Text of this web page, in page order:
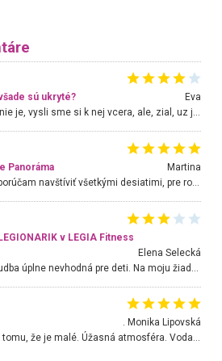
sú ukryté?
Eva
Hojdacka v Krpelanoch uz nie je, vysli sme si k nej vcera, ale, zial, uz je znicena. Ak sem planujete cestu len kvoli hojdacke, mozete si ju usetrit. Krasny vyhlad je tu vsak aj bez hojdacky :-)
Panoráma
Martina
Nádherné miesto ktoré odporúčam navštíviť všetkými desiatimi, pre rodiny s deťmi, dôchodcom... Proste a jednoducho ozaj rozprávkový les.. určite ešte prídeme. Odniesli sme si na pamiatku krásne tričká,
v LEGIA Fitness
Elena Selecká
. Monika Lipovská
Úžasné prostredie, napriek tomu, že je malé. Úžasná atmosféra. Voda fantastická a nádherná. Ľudí je pomerne veľa, ale su mili a ohľaduplní. Je veľmi zaujímavé sledovať, ako dokážu spolu športovať cudzí ľudia a bez ohľadu na vek. Vládne tu pohoda. Vnuka neviem dostať z vody. Ďakujem za krásny deň . Urcite sa sem vrátim. Jediný problém je s parkovaním, ale aj ten sa mi podarilo vyriešiť. Monika Bratislava